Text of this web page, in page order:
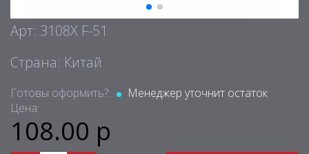
Арт: 3108X F-51
Страна: Китай
Готовы оформить?:
Менеджер уточнит остаток
Цена:
108.00 р